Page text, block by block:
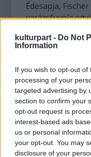
kulturpart - Do Not
Information
If you wish to opt-out
processing of your
targeted advertising by
section to confirm your
opt-out request is
interest-based ads
us or personal
your opt-out. You may
disclosure of your
Édesapja,
varázsfuvola
30-as években
vezetőjeként
Marton László
aki A
operaházba már
érezte úgy,
Vígszínház
fókuszában a
fogalma áll.
egyben a